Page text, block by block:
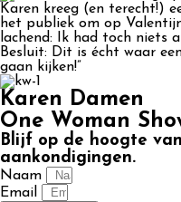
Karen kreeg (en terecht!)
het publiek om op
lachend: Ik had toch niets
Besluit: Dit is écht waar
gaan kijken!”
Karen Damen
One Woman
Blijf op de hoogte
aankondigingen.
Naam
Email